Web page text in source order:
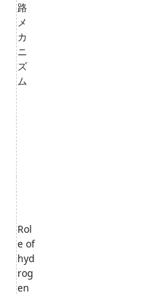
路
メ
カ
ニ
ズ
ム
Rol
e of
hyd
rog
en